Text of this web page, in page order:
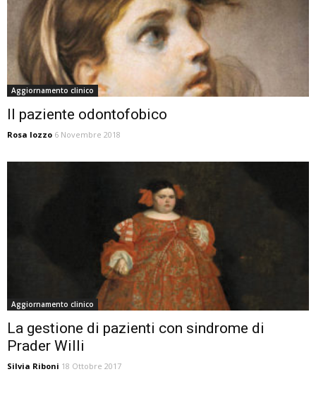
Aggiornamento clinico
Il paziente odontofobico
Rosa Iozzo 6 Novembre 2018
Aggiornamento clinico
La gestione di pazienti con sindrome di
Prader Willi
Silvia Riboni 18 Ottobre 2017